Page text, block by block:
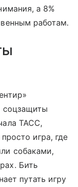
а 8%
работам.
соцзащиты
ТАСС,
игра, где
собаками,
Бить
путать игру